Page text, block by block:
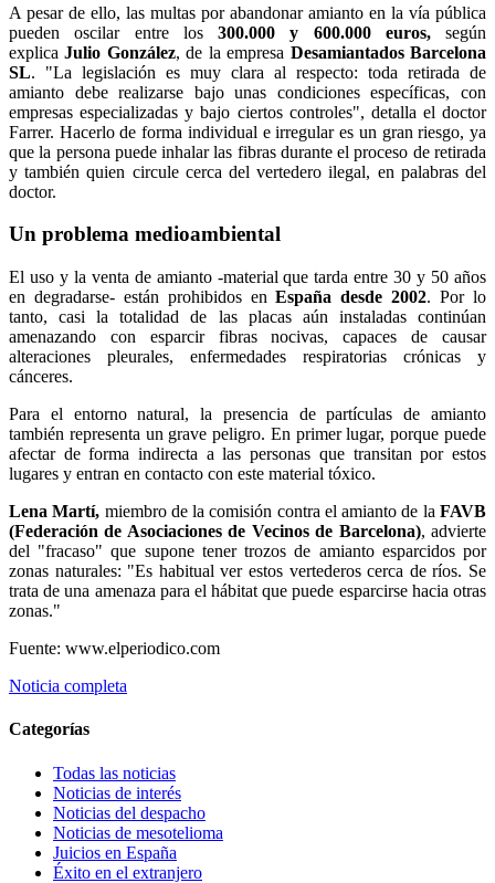
A pesar de ello, las multas por abandonar amianto en la vía pública
pueden oscilar entre los 300.000 y 600.000 euros, según
explicaJulio González, de la empresa Desamiantados Barcelona
SL. "La legislación es muy clara al respecto: toda retirada de
amianto debe realizarse bajo unas condiciones específicas, con
empresas especializadas y bajo ciertos controles", detalla el doctor
Farrer. Hacerlo de forma individual e irregular es un gran riesgo, ya
que la persona puede inhalar las fibras durante el proceso de retirada
y también quien circule cerca del vertedero ilegal, en palabras del
doctor.
Un problema medioambiental
El uso y la venta de amianto -material que tarda entre 30 y 50 años
en degradarse- están prohibidos enEspaña desde 2002. Por lo
tanto, casi la totalidad de las placas aún instaladas continúan
amenazando con esparcir fibras nocivas, capaces de causar
alteraciones pleurales, enfermedades respiratorias crónicas y
cánceres.
Para el entorno natural, la presencia de partículas de amianto
también representa un grave peligro. En primer lugar, porque puede
afectar de forma indirecta a las personas que transitan por estos
lugares y entran en contacto con este material tóxico.
Lena Martí, miembro de la comisión contra el amianto de laFAVB
(Federación de Asociaciones de Vecinos de Barcelona), advierte
del "fracaso" que supone tener trozos de amianto esparcidos por
zonas naturales: "Es habitual ver estos vertederos cerca de ríos. Se
trata de una amenaza para el hábitat que puede esparcirse hacia otras
zonas."
Fuente: www.elperiodico.com
Noticia completa
Categorías
Todas las noticias
Noticias de interés
Noticias del despacho
Noticias de mesotelioma
Juicios en España
Éxito en el extranjero